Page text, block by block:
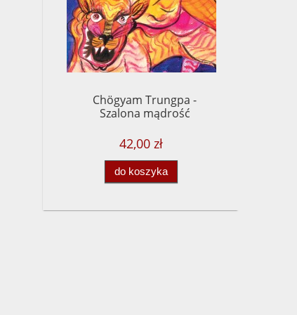
Chögyam Trungpa -
Szalona mądrość
42,00 zł
do koszyka